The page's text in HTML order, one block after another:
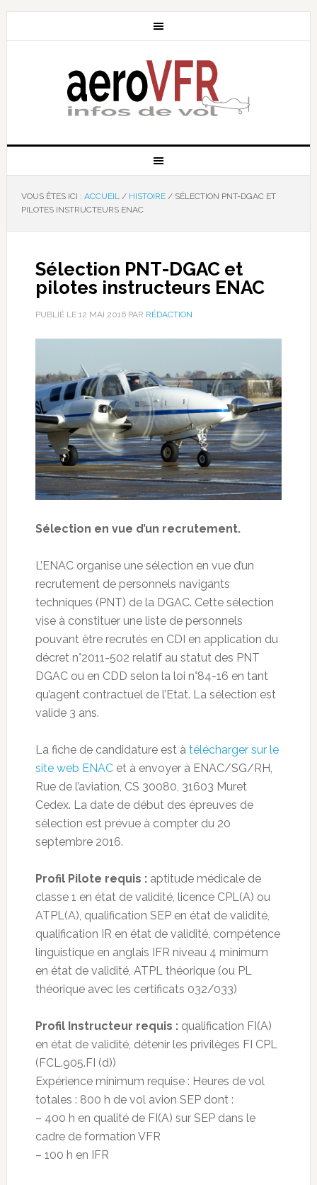
VOUS ÊTES ICI : ACCUEIL / HISTOIRE /SÉLECTION PNT-DGAC ET
PILOTES INSTRUCTEURS ENAC
Sélection PNT-DGAC et
pilotes instructeurs ENAC
PUBLIÉ LE 12 MAI 2016PAR RÉDACTION
Sélection en vue d’un recrutement.
L’ENAC organise une sélection en vue d’un
recrutement de personnels navigants
techniques (PNT) de la DGAC. Cette sélection
vise à constituer une liste de personnels
pouvant être recrutés en CDI en application du
décret n°2011-502 relatif au statut des PNT
DGAC ou en CDD selon la loi n°84-16 en tant
qu’agent contractuel de l’Etat. La sélection est
valide 3 ans.
La fiche de candidature est à télécharger sur le
site web ENACet à envoyer à ENAC/SG/RH,
Rue de l’aviation, CS 30080, 31603 Muret
Cedex. La date de début des épreuves de
sélection est prévue à compter du 20
septembre 2016.
Profil Pilote requis :aptitude médicale de
classe 1 en état de validité, licence CPL(A) ou
ATPL(A), qualification SEP en état de validité,
qualification IR en état de validité, compétence
linguistique en anglais IFR niveau 4 minimum
en état de validité, ATPL théorique (ou PL
théorique avec les certificats 032/033)
Profil Instructeur requis :qualification FI(A)
en état de validité, détenir les privilèges FI CPL
(FCL.905.FI (d))
Expérience minimum requise : Heures de vol
totales : 800 h de vol avion SEP dont :
– 400 h en qualité de FI(A) sur SEP dans le
cadre de formation VFR
– 100 h en IFR